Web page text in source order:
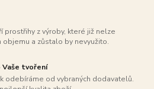
prostřihy z výroby, které již nelze
objemu a zůstalo by nevyužito.
tvoření
odebíráme od vybraných dodavatelů.